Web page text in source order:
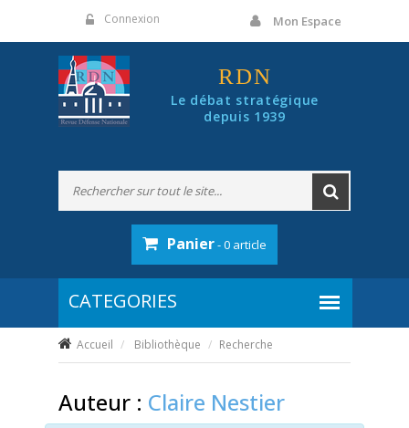
Connexion Mon Espace
RDN
Le débat stratégique
depuis 1939
Panier- 0 article
Accueil Bibliothèque Recherche
Auteur : Claire Nestier